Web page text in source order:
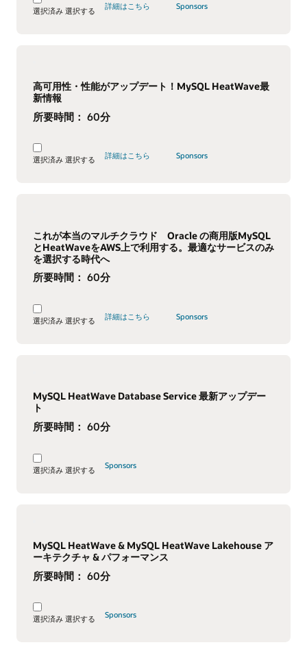
選択済み 選択する 詳細はこちら Sponsors
高可用性・性能がアップデート！MySQL HeatWave最
新情報
所要時間： 60分
選択済み 選択する 詳細はこちら Sponsors
これが本当のマルチクラウド Oracle の商用版MySQL
とHeatWaveをAWS上で利用する。最適なサービスのみ
を選択する時代へ
所要時間： 60分
選択済み 選択する 詳細はこちら Sponsors
MySQL HeatWave Database Service 最新アップデー
ト
所要時間： 60分
選択済み 選択する Sponsors
MySQL HeatWave & MySQL HeatWave Lakehouse ア
ーキテクチャ & パフォーマンス
所要時間： 60分
選択済み 選択する Sponsors